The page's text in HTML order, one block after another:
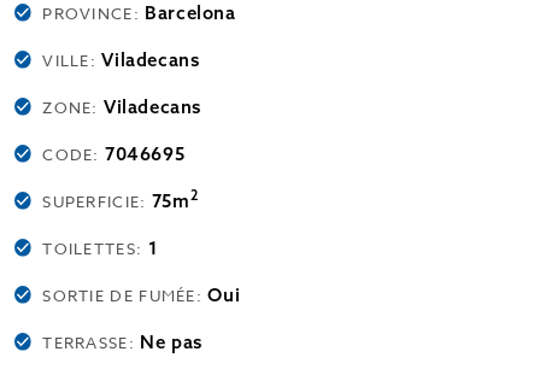
PROVINCE: Barcelona
VILLE:Viladecans
ZONE:Viladecans
CODE:7046695
SUPERFICIE: 75m2
TOILETTES: 1
SORTIE DE FUMÉE:Oui
TERRASSE: Ne pas